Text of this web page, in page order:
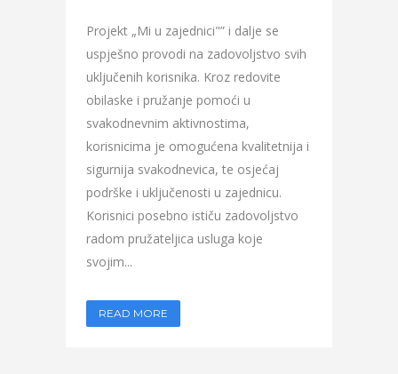
Projekt „Mi u zajednici"” i dalje se
uspješno provodi na zadovoljstvo svih
uključenih korisnika. Kroz redovite
obilaske i pružanje pomoći u
svakodnevnim aktivnostima,
korisnicima je omogućena kvalitetnija i
sigurnija svakodnevica, te osjećaj
podrške i uključenosti u zajednicu.
Korisnici posebno ističu zadovoljstvo
radom pružateljica usluga koje
svojim...
READ MORE